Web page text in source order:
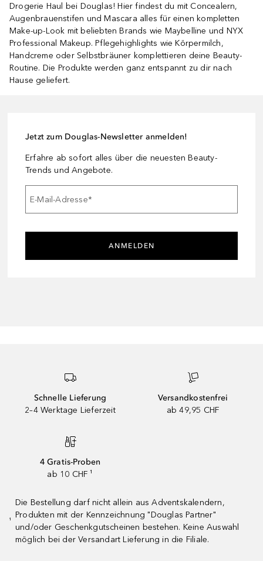
Drogerie Haul bei Douglas! Hier findest du mit Concealern,
Augenbrauenstifen und Mascara alles für einen kompletten
Make-up-Look mit beliebten Brands wie Maybelline und NYX
Professional Makeup. Pflegehighlights wie Körpermilch,
Handcreme oder Selbstbräuner komplettieren deine Beauty-
Routine. Die Produkte werden ganz entspannt zu dir nach
Hause geliefert.
Jetzt zum Douglas-Newsletter anmelden!
Erfahre ab sofort alles über die neuesten Beauty-
Trends und Angebote.
E-Mail-Adresse*
ANMELDEN
Schnelle Lieferung
2–4 Werktage Lieferzeit
Versandkostenfrei
ab 49,95 CHF
4 Gratis-Proben
ab 10 CHF ¹
¹
Die Bestellung darf nicht allein aus Adventskalendern,
Produkten mit der Kennzeichnung "Douglas Partner"
und/oder Geschenkgutscheinen bestehen. Keine Auswahl
möglich bei der Versandart Lieferung in die Filiale.